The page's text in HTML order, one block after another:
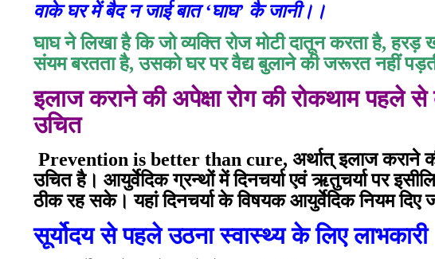
वाके घर में बैद न जाई बात ‘घाघ’ कै जानी।।
घाघ ने लिखा है कि जो व्यक्ति रोज मोटी दातून करता है, हरड़
संयम बरतता है, उसको घर पर वैद्य बुलाने की जरूरत नहीं
इलाज कराने की अपेक्षा रोग की रोकथाम पहले से
उचित
Prevention is better than cure, अर्थात् इलाज कराने
उचित है। आयुर्वेदिक ग्रन्थों में दिनचर्या एवं ऋतुचर्या पर
ठीक रह सके। यहां दिनचर्या के विषयक आयुर्वेदिक नियम दिए
सूर्योदय से पहले उठना स्वास्थ्य के लिए लाभकारी